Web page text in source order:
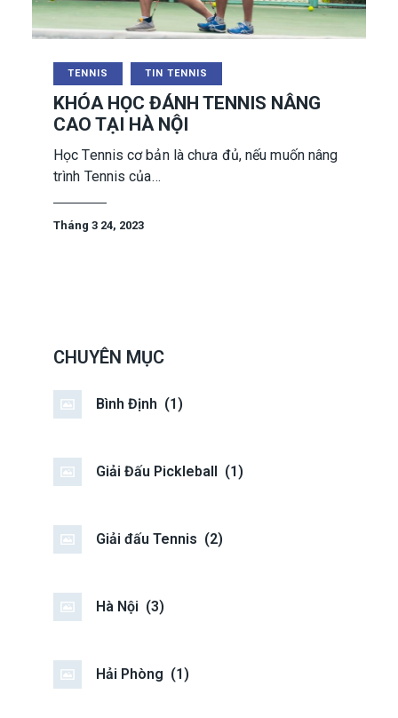
TENNIS TIN TENNIS
KHÓA HỌC ĐÁNH TENNIS NÂNG
CAO TẠI HÀ NỘI
Học Tennis cơ bản là chưa đủ, nếu muốn nâng
trình Tennis của…
Tháng 3 24, 2023
CHUYÊN MỤC
Bình Định (1)
Giải Đấu Pickleball (1)
Giải đấu Tennis (2)
Hà Nội (3)
Hải Phòng (1)